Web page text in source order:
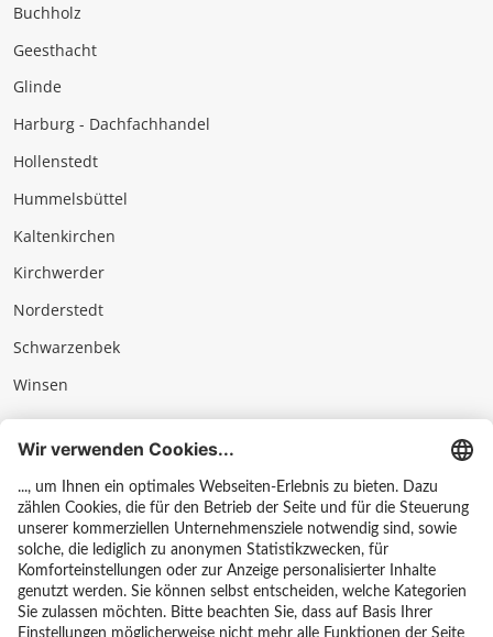
Buchholz
Geesthacht
Glinde
Harburg - Dachfachhandel
Hollenstedt
Hummelsbüttel
Kaltenkirchen
Kirchwerder
Norderstedt
Schwarzenbek
Winsen
Impressum
Datenschutz & AGB
Hinweisgebersystem
Kontakt
Karriere